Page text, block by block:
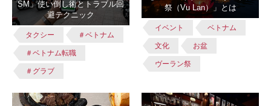
SM」使い倒し術とトラブル回
避テクニック
タクシー ＃ベトナム
＃ベトナム転職
＃グラブ
祭（Vu Lan）」とは
イベント ベトナム
文化 お盆
ヴーラン祭